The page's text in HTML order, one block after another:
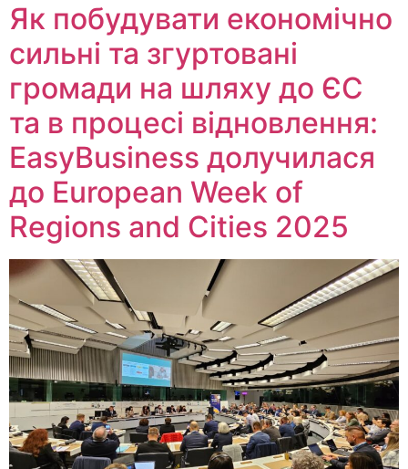
Як побудувати економічно
сильні та згуртовані
громади на шляху до ЄС
та в процесі відновлення:
EasyBusiness долучилася
до European Week of
Regions and Cities 2025